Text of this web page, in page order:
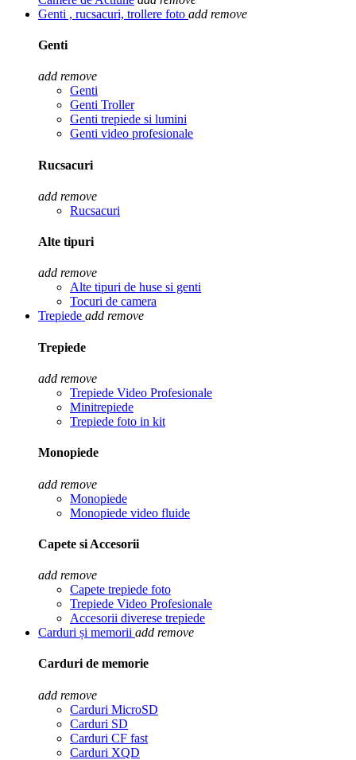
Genti , rucsacuri, trollere foto add remove
Genti
add remove
Genti
Genti Troller
Genti trepiede si lumini
Genti video profesionale
Rucsacuri
add remove
Rucsacuri
Alte tipuri
add remove
Alte tipuri de huse si genti
Tocuri de camera
Trepiede add remove
Trepiede
add remove
Trepiede Video Profesionale
Minitrepiede
Trepiede foto in kit
Monopiede
add remove
Monopiede
Monopiede video fluide
Capete si Accesorii
add remove
Capete trepiede foto
Trepiede Video Profesionale
Accesorii diverese trepiede
Carduri și memorii add remove
Carduri de memorie
add remove
Carduri MicroSD
Carduri SD
Carduri CF fast
Carduri XQD